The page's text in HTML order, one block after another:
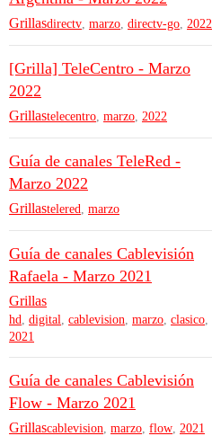
Grillasdirectv marzo directv-go 2022
[Grilla] TeleCentro - Marzo
2022
Grillastelecentro marzo 2022
Guía de canales TeleRed -
Marzo 2022
Grillastelered marzo
Guía de canales Cablevisión
Rafaela - Marzo 2021
Grillas
hd, digital, cablevision, marzo, clasico,
2021
Guía de canales Cablevisión
Flow - Marzo 2021
Grillascablevision marzo flow 2021